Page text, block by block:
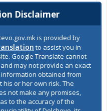
finances
land
Disclaimer
is provided by
to assist you in
Google Translate cannot
may not provide an exact
obtained from
or her own risk. The
not make any promises,
to the accuracy of the